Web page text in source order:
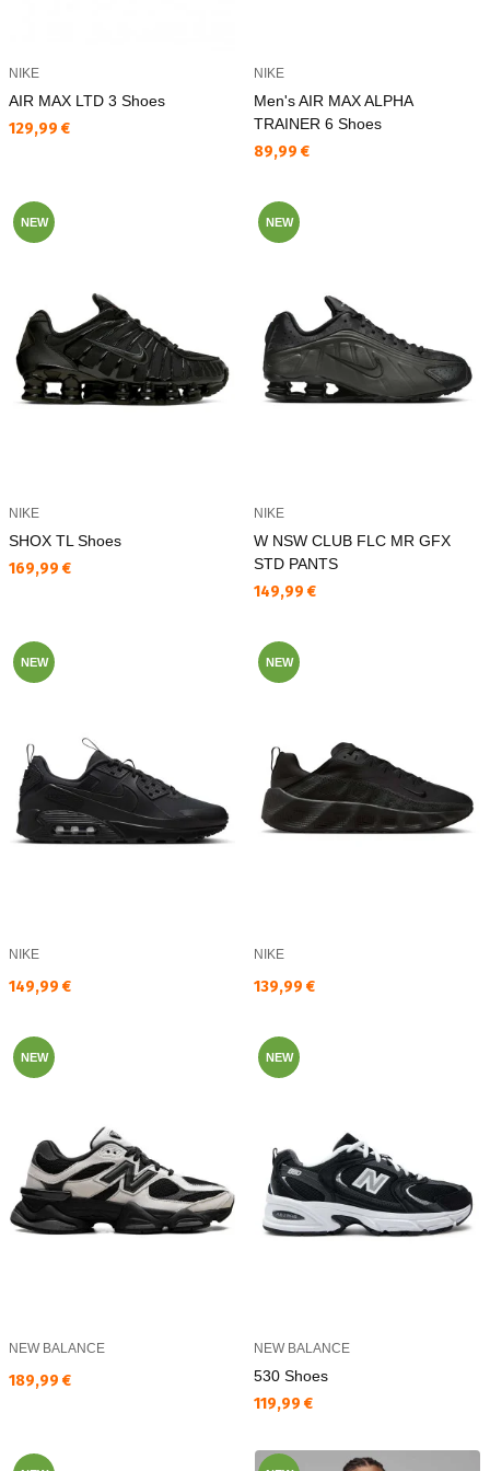
NIKE
AIR MAX LTD 3 Shoes
Текуща цена:
129,99 €
NIKE
Men's AIR MAX ALPHA
TRAINER 6 Shoes
Текуща цена:
89,99 €
NEW
NIKE
SHOX TL Shoes
Текуща цена:
169,99 €
NEW
NIKE
W NSW CLUB FLC MR GFX
STD PANTS
Текуща цена:
149,99 €
NEW
NIKE
Текуща цена:
149,99 €
NEW
NIKE
Текуща цена:
139,99 €
NEW
NEW BALANCE
Текуща цена:
189,99 €
NEW
NEW BALANCE
530 Shoes
Текуща цена:
119,99 €